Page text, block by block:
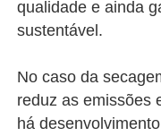
qualidade e ainda
sustentável.
No caso da
reduz as emissões
há